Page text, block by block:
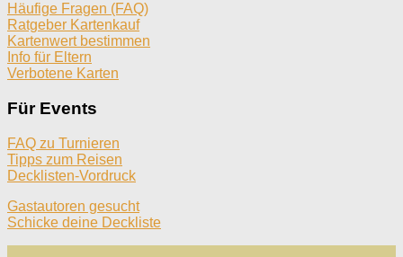
Häufige Fragen (FAQ)
Ratgeber Kartenkauf
Kartenwert bestimmen
Info für Eltern
Verbotene Karten
Für Events
FAQ zu Turnieren
Tipps zum Reisen
Decklisten-Vordruck
Gastautoren gesucht
Schicke deine Deckliste